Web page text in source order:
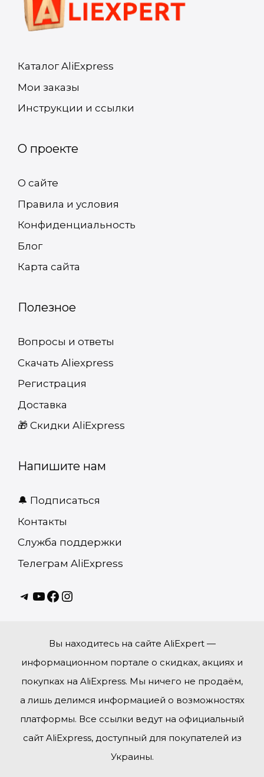
Каталог AliExpress
Мои заказы
Инструкции и ссылки
О проекте
О сайте
Правила и условия
Конфиденциальность
Блог
Карта сайта
Полезное
Вопросы и ответы
Скачать Aliexpress
Регистрация
Доставка
🎁 Cкидки AliExpress
Напишите нам
🔔 Подписаться
Контакты
Служба поддержки
Телеграм AliExpress
Telagram
youtube
Facebook
instagram
Вы находитесь на сайте AliExpert —
информационном портале о скидках, акциях и
покупках на AliExpress. Мы ничего не продаём,
а лишь делимся информацией о возможностях
платформы. Все ссылки ведут на официальный
сайт AliExpress, доступный для покупателей из
Украины.